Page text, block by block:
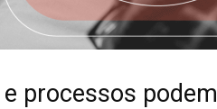
processos podem